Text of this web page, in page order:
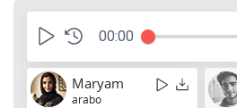
00:00
Maryam
arabo